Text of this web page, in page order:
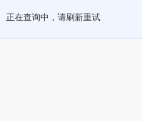
正在查询中，请刷新重试